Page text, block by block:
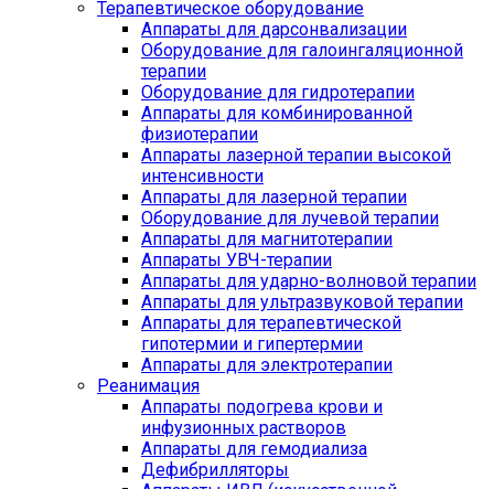
Терапевтическое оборудование
Аппараты для дарсонвализации
Оборудование для галоингаляционной
терапии
Оборудование для гидротерапии
Аппараты для комбинированной
физиотерапии
Аппараты лазерной терапии высокой
интенсивности
Аппараты для лазерной терапии
Оборудование для лучевой терапии
Аппараты для магнитотерапии
Аппараты УВЧ-терапии
Аппараты для ударно-волновой терапии
Аппараты для ультразвуковой терапии
Аппараты для терапевтической
гипотермии и гипертермии
Аппараты для электротерапии
Реанимация
Аппараты подогрева крови и
инфузионных растворов
Аппараты для гемодиализа
Дефибрилляторы